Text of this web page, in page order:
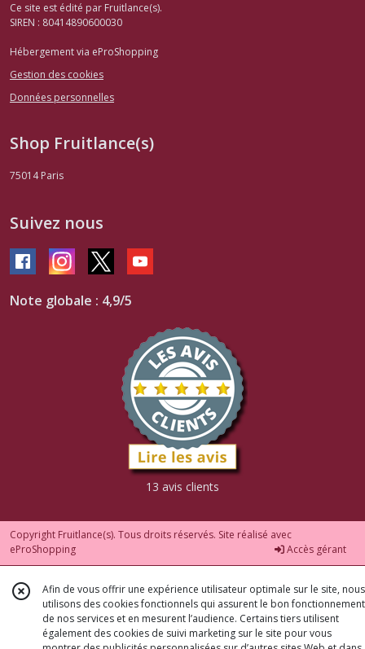
Ce site est édité par Fruitlance(s).
SIREN : 80414890600030
Hébergement via eProShopping
Gestion des cookies
Données personnelles
Shop Fruitlance(s)
75014 Paris
Suivez nous
Note globale : 4,9/5
13 avis clients
Copyright Fruitlance(s). Tous droits réservés. Site réalisé avec
eProShopping
Accès gérant
Afin de vous offrir une expérience utilisateur optimale sur le site, nous
utilisons des cookies fonctionnels qui assurent le bon fonctionnement
de nos services et en mesurent l’audience. Certains tiers utilisent
également des cookies de suivi marketing sur le site pour vous